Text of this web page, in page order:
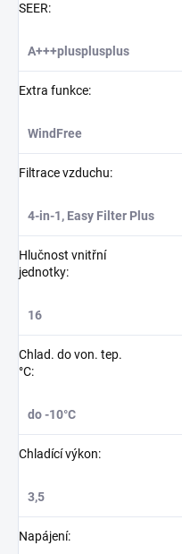
SEER:
A+++plusplusplus
Extra funkce:
WindFree
Filtrace vzduchu:
4-in-1, Easy Filter Plus
Hlučnost vnitřní
jednotky:
16
Chlad. do von. tep.
°C:
do -10°C
Chladící výkon:
3,5
Napájení: